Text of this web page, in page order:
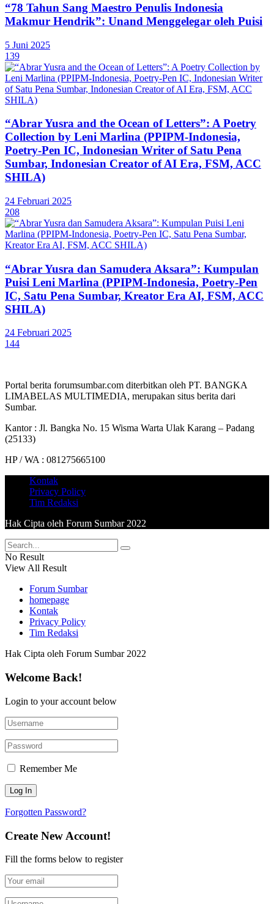
“78 Tahun Sang Maestro Penulis Indonesia
Makmur Hendrik”: Unand Menggelegar oleh Puisi
5 Juni 2025
139
“Abrar Yusra and the Ocean of Letters”: A Poetry
Collection by Leni Marlina (PPIPM-Indonesia,
Poetry-Pen IC, Indonesian Writer of Satu Pena
Sumbar, Indonesian Creator of AI Era, FSM, ACC
SHILA)
24 Februari 2025
208
“Abrar Yusra dan Samudera Aksara”: Kumpulan
Puisi Leni Marlina (PPIPM-Indonesia, Poetry-Pen
IC, Satu Pena Sumbar, Kreator Era AI, FSM, ACC
SHILA)
24 Februari 2025
144
Portal berita forumsumbar.com diterbitkan oleh PT. BANGKA
LIMABELAS MULTIMEDIA, merupakan situs berita dari
Sumbar.
Kantor : Jl. Bangka No. 15 Wisma Warta Ulak Karang – Padang
(25133)
HP / WA : 081275665100
Kontak
Privacy Policy
Tim Redaksi
Hak Cipta oleh Forum Sumbar 2022
No Result
View All Result
Forum Sumbar
homepage
Kontak
Privacy Policy
Tim Redaksi
Hak Cipta oleh Forum Sumbar 2022
Welcome Back!
Login to your account below
Remember Me
Forgotten Password?
Create New Account!
Fill the forms below to register